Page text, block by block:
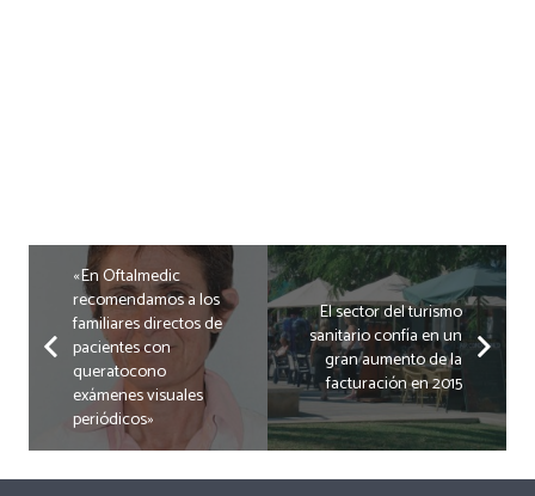
«En Oftalmedic
recomendamos a los
familiares directos de
pacientes con
queratocono
exámenes visuales
periódicos»
El sector del turismo
sanitario confía en un
gran aumento de la
facturación en 2015